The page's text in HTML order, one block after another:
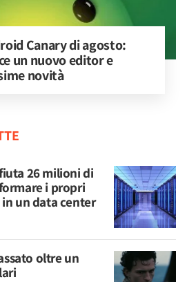
Canary di agosto:
un nuovo editor e
novità
26 milioni di
i propri
un data center
oltre un